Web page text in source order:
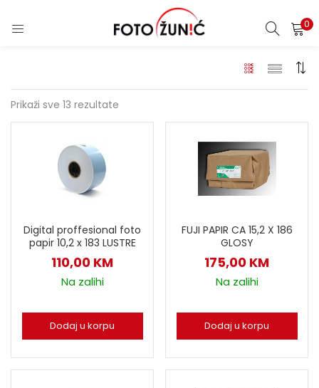
0
Prikaži sve 13 rezultate
Digital proffesional foto
papir 10,2 x 183 LUSTRE
110,00 KM
Na zalihi
Dodaj u korpu
FUJI PAPIR CA 15,2 X 186
GLOSY
175,00 KM
Na zalihi
Dodaj u korpu